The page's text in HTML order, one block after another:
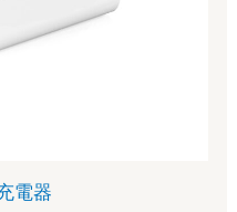
電器